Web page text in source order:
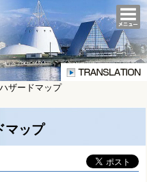
ザードマップ
マップ